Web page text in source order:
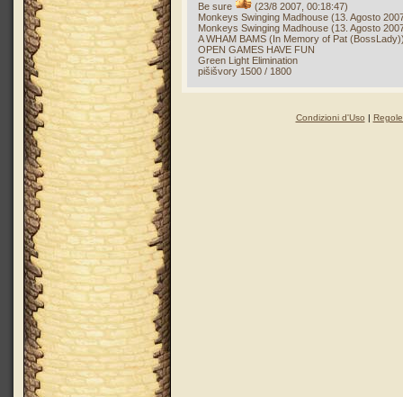
Be sure
(23/8 2007, 00:18:47)
Monkeys Swinging Madhouse (13. Agosto
Monkeys Swinging Madhouse (13. Agosto
A WHAM BAMS (In Memory of Pat
OPEN GAMES HAVE FUN
Green Light Elimination
pišišvory 1500 / 1800
Condizioni d'Uso |